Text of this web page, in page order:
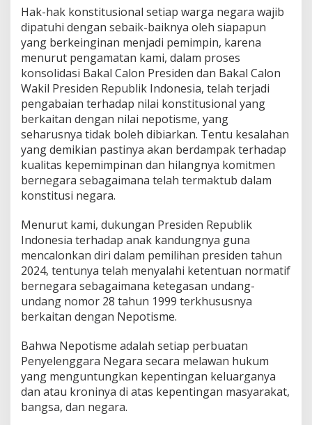
Hak-hak konstitusional setiap warga negara wajib
dipatuhi dengan sebaik-baiknya oleh siapapun
yang berkeinginan menjadi pemimpin, karena
menurut pengamatan kami, dalam proses
konsolidasi Bakal Calon Presiden dan Bakal Calon
Wakil Presiden Republik Indonesia, telah terjadi
pengabaian terhadap nilai konstitusional yang
berkaitan dengan nilai nepotisme, yang
seharusnya tidak boleh dibiarkan. Tentu kesalahan
yang demikian pastinya akan berdampak terhadap
kualitas kepemimpinan dan hilangnya komitmen
bernegara sebagaimana telah termaktub dalam
konstitusi negara.
Menurut kami, dukungan Presiden Republik
Indonesia terhadap anak kandungnya guna
mencalonkan diri dalam pemilihan presiden tahun
2024, tentunya telah menyalahi ketentuan normatif
bernegara sebagaimana ketegasan undang-
undang nomor 28 tahun 1999 terkhususnya
berkaitan dengan Nepotisme.
Bahwa Nepotisme adalah setiap perbuatan
Penyelenggara Negara secara melawan hukum
yang menguntungkan kepentingan keluarganya
dan atau kroninya di atas kepentingan masyarakat,
bangsa, dan negara.